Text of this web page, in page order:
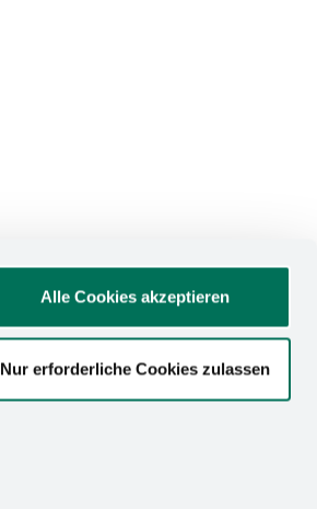
Alle Cookies akzeptieren
Nur erforderliche Cookies zulassen